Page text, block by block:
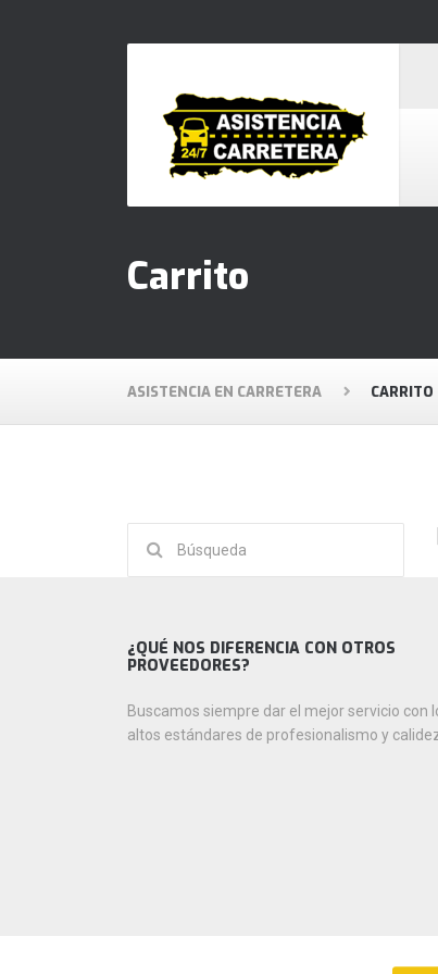
Carrito
ASISTENCIA EN CARRETERA CARRITO
¿QUÉ NOS DIFERENCIA CON OTROS
PROVEEDORES?
Buscamos siempre dar el mejor servicio con
altos estándares de profesionalismo y